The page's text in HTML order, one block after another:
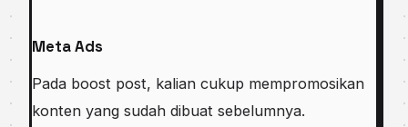
Meta Ads
Pada boost post, kalian cukup mempromosikan
konten yang sudah dibuat sebelumnya.